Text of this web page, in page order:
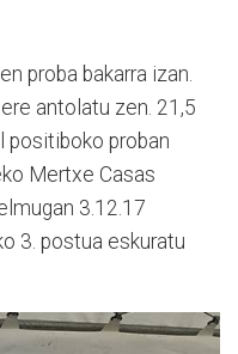
proba bakarra izan.
antolatu zen. 21,5
positiboko proban
Mertxe Casas
3.12.17
3. postua eskuratu